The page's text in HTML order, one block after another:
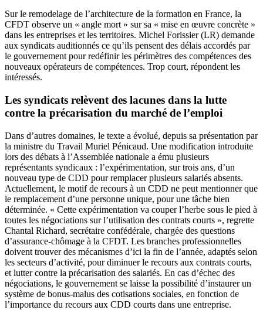
Sur le remodelage de l’architecture de la formation en France, la
CFDT observe un « angle mort » sur sa « mise en œuvre concrète »
dans les entreprises et les territoires. Michel Forissier (LR) demande
aux syndicats auditionnés ce qu’ils pensent des délais accordés par
le gouvernement pour redéfinir les périmètres des compétences des
nouveaux opérateurs de compétences. Trop court, répondent les
intéressés.
Les syndicats relèvent des lacunes dans la lutte
contre la précarisation du marché de l’emploi
Dans d’autres domaines, le texte a évolué, depuis sa présentation par
la ministre du Travail Muriel Pénicaud. Une modification introduite
lors des débats à l’Assemblée nationale a ému plusieurs
représentants syndicaux : l’expérimentation, sur trois ans, d’un
nouveau type de CDD pour remplacer plusieurs salariés absents.
Actuellement, le motif de recours à un CDD ne peut mentionner que
le remplacement d’une personne unique, pour une tâche bien
déterminée. « Cette expérimentation va couper l’herbe sous le pied à
toutes les négociations sur l’utilisation des contrats courts », regrette
Chantal Richard, secrétaire confédérale, chargée des questions
d’assurance-chômage à la CFDT. Les branches professionnelles
doivent trouver des mécanismes d’ici la fin de l’année, adaptés selon
les secteurs d’activité, pour diminuer le recours aux contrats courts,
et lutter contre la précarisation des salariés. En cas d’échec des
négociations, le gouvernement se laisse la possibilité d’instaurer un
système de bonus-malus des cotisations sociales, en fonction de
l’importance du recours aux CDD courts dans une entreprise.